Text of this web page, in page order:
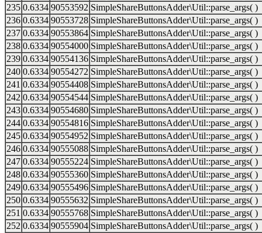
235 0.6334 90553592 SimpleShareButtonsAdder\Util::parse_args( )
236 0.6334 90553728 SimpleShareButtonsAdder\Util::parse_args( )
237 0.6334 90553864 SimpleShareButtonsAdder\Util::parse_args( )
238 0.6334 90554000 SimpleShareButtonsAdder\Util::parse_args( )
239 0.6334 90554136 SimpleShareButtonsAdder\Util::parse_args( )
240 0.6334 90554272 SimpleShareButtonsAdder\Util::parse_args( )
241 0.6334 90554408 SimpleShareButtonsAdder\Util::parse_args( )
242 0.6334 90554544 SimpleShareButtonsAdder\Util::parse_args( )
243 0.6334 90554680 SimpleShareButtonsAdder\Util::parse_args( )
244 0.6334 90554816 SimpleShareButtonsAdder\Util::parse_args( )
245 0.6334 90554952 SimpleShareButtonsAdder\Util::parse_args( )
246 0.6334 90555088 SimpleShareButtonsAdder\Util::parse_args( )
247 0.6334 90555224 SimpleShareButtonsAdder\Util::parse_args( )
248 0.6334 90555360 SimpleShareButtonsAdder\Util::parse_args( )
249 0.6334 90555496 SimpleShareButtonsAdder\Util::parse_args( )
250 0.6334 90555632 SimpleShareButtonsAdder\Util::parse_args( )
251 0.6334 90555768 SimpleShareButtonsAdder\Util::parse_args( )
252 0.6334 90555904 SimpleShareButtonsAdder\Util::parse_args( )